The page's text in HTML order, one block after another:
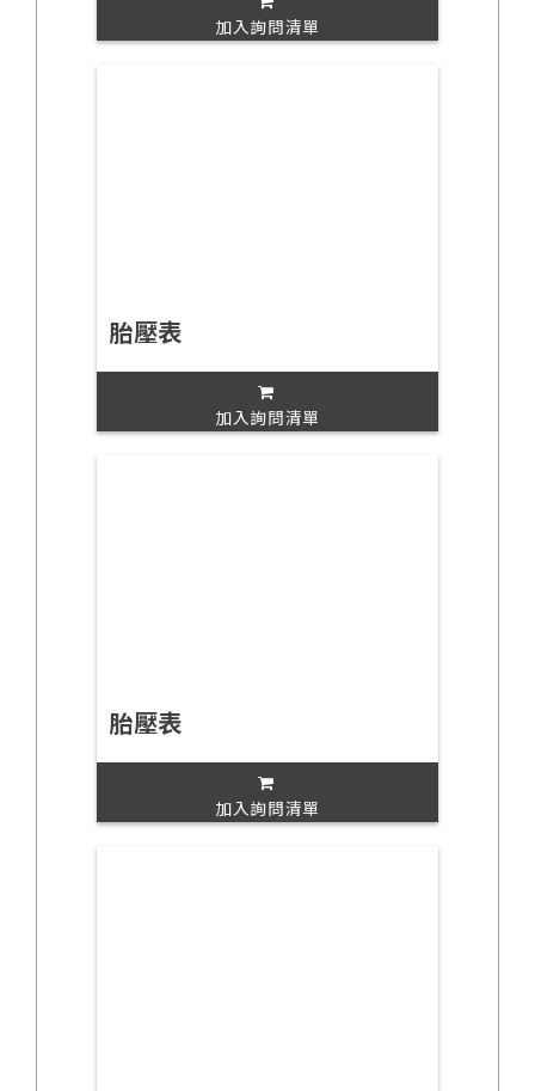
加入詢問清單
胎壓表
加入詢問清單
胎壓表
加入詢問清單